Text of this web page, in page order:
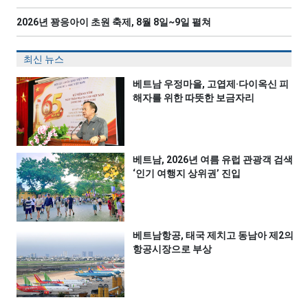
2026년 꽝응아이 초원 축제, 8월 8일~9일 펼쳐
최신 뉴스
베트남 우정마을, 고엽제·다이옥신 피
해자를 위한 따뜻한 보금자리
베트남, 2026년 여름 유럽 관광객 검색
‘인기 여행지 상위권’ 진입
베트남항공, 태국 제치고 동남아 제2의
항공시장으로 부상